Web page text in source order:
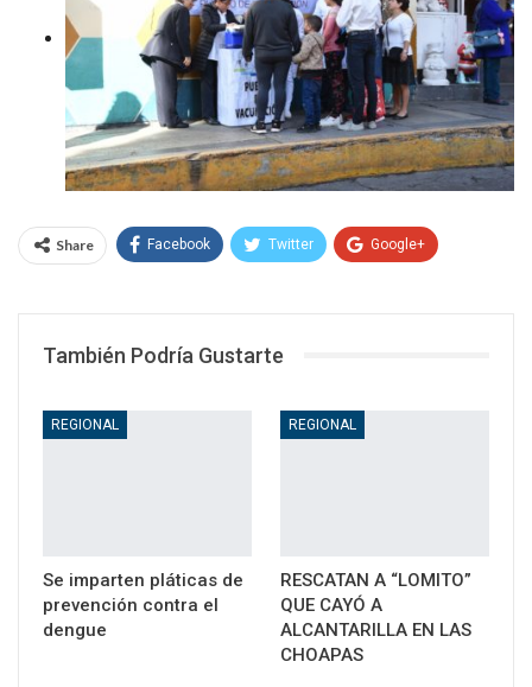
Share Facebook Twitter Google+
También Podría Gustarte
REGIONAL
Se imparten pláticas de
prevención contra el
dengue
REGIONAL
RESCATAN A “LOMITO”
QUE CAYÓ A
ALCANTARILLA EN LAS
CHOAPAS